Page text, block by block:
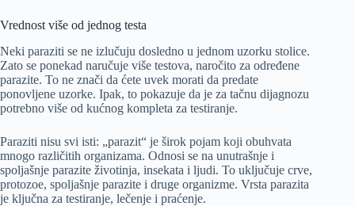
Vrednost više od jednog testa
Neki paraziti se ne izlučuju dosledno u jednom uzorku stolice.
Zato se ponekad naručuje više testova, naročito za određene
parazite. To ne znači da ćete uvek morati da predate
ponovljene uzorke. Ipak, to pokazuje da je za tačnu dijagnozu
potrebno više od kućnog kompleta za testiranje.
Paraziti nisu svi isti: „parazit“ je širok pojam koji obuhvata
mnogo različitih organizama. Odnosi se na unutrašnje i
spoljašnje parazite životinja, insekata i ljudi. To uključuje crve,
protozoe, spoljašnje parazite i druge organizme. Vrsta parazita
je ključna za testiranje, lečenje i praćenje.